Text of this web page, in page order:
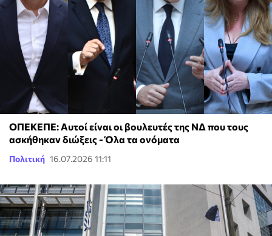
ΟΠΕΚΕΠΕ: Αυτοί είναι οι βουλευτές της ΝΔ που τους
ασκήθηκαν διώξεις - Όλα τα ονόματα
Πολιτική 16.07.2026 11:11